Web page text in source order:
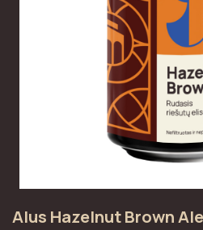
Alus Hazelnut Brown Ale